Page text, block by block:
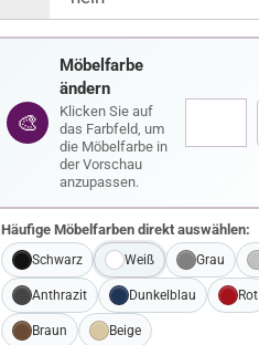
🎨
Möbelfarbe
ändern
Klicken Sie auf
das Farbfeld, um
die Möbelfarbe in
der Vorschau
anzupassen.
Häufige Möbelfarben direkt auswählen:
Schwarz Weiß Grau
Anthrazit Dunkelblau Rot
Braun Beige